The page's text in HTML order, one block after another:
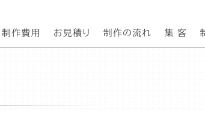
東京都府中市のホームページ制作会社
費用一覧 ホームページ制作のお見
webサイ